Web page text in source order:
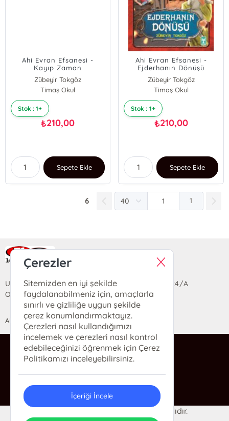
Ahi Evran Efsanesi -
Kayıp Zaman
Zübeyir Tokgöz
Timaş Okul
Stok : 1+
₺210,00
Sepete Ekle
Ahi Evran Efsanesi -
Ejderhanın Dönüşü
Zübeyir Tokgöz
Timaş Okul
Stok : 1+
₺210,00
Sepete Ekle
6 1
Ra Yayın Kitabevi
Uzun Sokak Saray Çarşısı Lara Sineması Girişi No:4/A
Ortahisar/TRABZON
ANASAYFA YARDIM İLETİŞİM
ra@rakitap.com
0(462) 326 49 71
© 2024 Ra Kitabevi. Her hakkı saklıdır.
Çerezler
Sitemizden en iyi şekilde
faydalanabilmeniz için, amaçlarla
sınırlı ve gizliliğe uygun şekilde
çerez konumlandırmaktayız.
Çerezleri nasıl kullandığımızı
incelemek ve çerezleri nasıl kontrol
edebileceğinizi öğrenmek için Çerez
Politikamızı inceleyebilirsiniz.
İçeriği İncele